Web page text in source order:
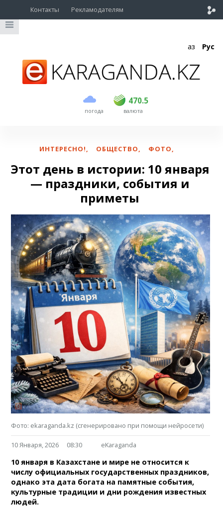
Контакты Рекламодателям
Қаз Рус
погода
470.5
USD 469 470.5
EUR валюта
ИНТЕРЕСНО!, ОБЩЕСТВО, ФОТО,
Этот день в истории: 10 января
— праздники, события и
приметы
Фото: ekaraganda.kz (сгенерировано при помощи нейросети)
10 Января, 2026 08:30 eKaraganda
10 января в Казахстане и мире не относится к
числу официальных государственных праздников,
однако эта дата богата на памятные события,
культурные традиции и дни рождения известных
людей.